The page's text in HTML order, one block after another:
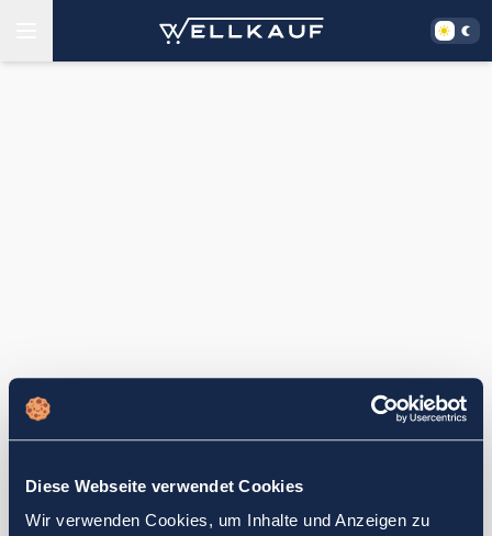
Diese Webseite verwendet Cookies
Wir verwenden Cookies, um Inhalte und Anzeigen zu